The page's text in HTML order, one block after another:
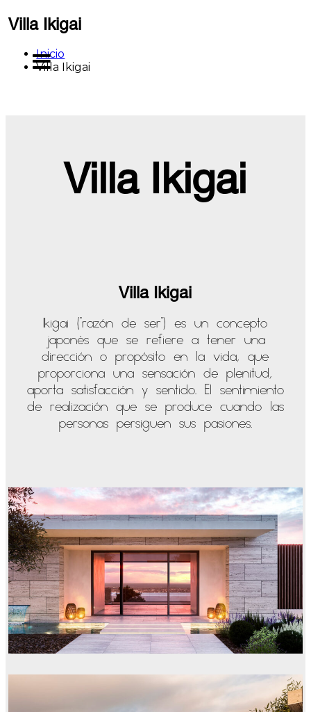
Saltar
al
contenido
Villa Ikigai
Inicio
Villa Ikigai
Villa Ikigai
Villa Ikigai
Ikigai ("razón de ser") es un concepto
japonés que se refiere a tener una
dirección o propósito en la vida, que
proporciona una sensación de plenitud,
aporta satisfacción y sentido. El sentimiento
de realización que se produce cuando las
personas persiguen sus pasiones.
MENU